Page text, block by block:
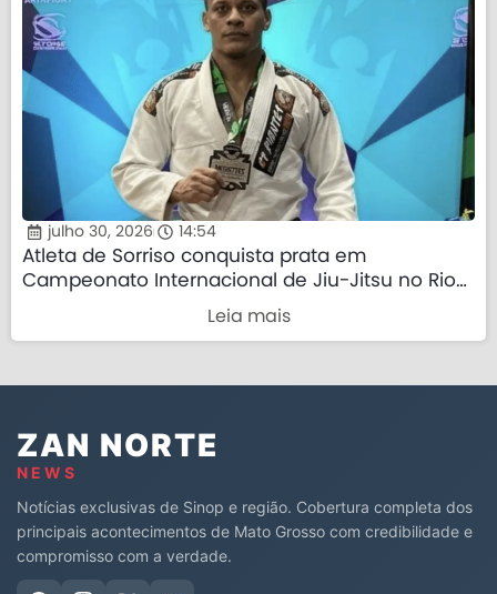
julho 30, 2026 14:54
Atleta de Sorriso conquista prata em
Campeonato Internacional de Jiu-Jitsu no Rio
Leia mais
ZAN NORTE
NEWS
Notícias exclusivas de Sinop e região. Cobertura completa dos
principais acontecimentos de Mato Grosso com credibilidade e
compromisso com a verdade.